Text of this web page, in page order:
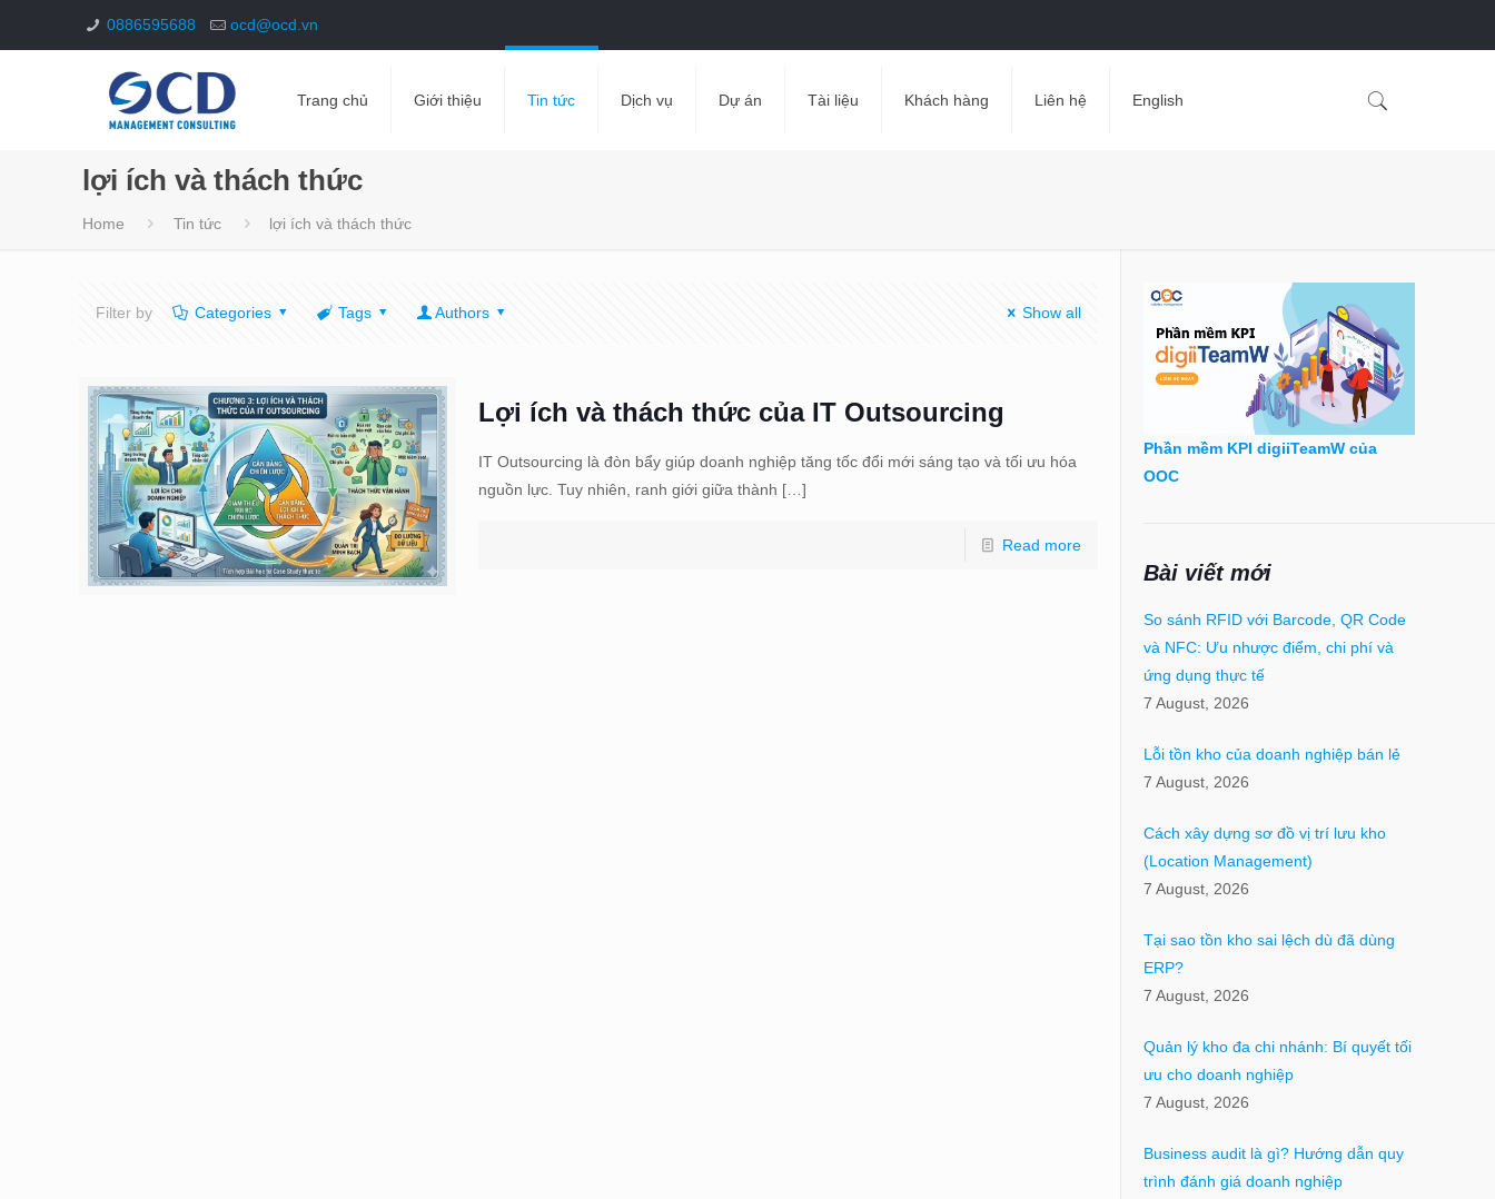
0886595688 ocd@ocd.vn
Trang chủ Giới thiệu Tin tức Dịch vụ Dự án Tài liệu Khách hàng Liên hệ English
lợi ích và thách thức
Home Tin tức lợi ích và thách thức
Filter by Categories Tags Authors Show all
Lợi ích và thách thức của IT Outsourcing
IT Outsourcing là đòn bẩy giúp doanh nghiệp tăng tốc đổi mới sáng tạo và tối ưu hóa
nguồn lực. Tuy nhiên, ranh giới giữa thành […]
Read more
Phần mềm KPI digiiTeamW của
OOC
Bài viết mới
So sánh RFID với Barcode, QR Code
và NFC: Ưu nhược điểm, chi phí và
ứng dụng thực tế
7 August, 2026
Lỗi tồn kho của doanh nghiệp bán lẻ
7 August, 2026
Cách xây dựng sơ đồ vị trí lưu kho
(Location Management)
7 August, 2026
Tại sao tồn kho sai lệch dù đã dùng
ERP?
7 August, 2026
Quản lý kho đa chi nhánh: Bí quyết tối
ưu cho doanh nghiệp
7 August, 2026
Business audit là gì? Hướng dẫn quy
trình đánh giá doanh nghiệp